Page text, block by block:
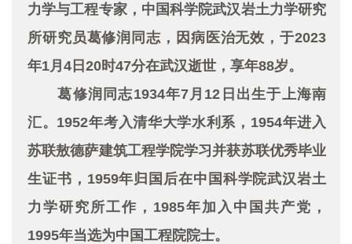
力学与工程专家，中国科学院武汉岩土力学研究
所研究员葛修润同志，因病医治无效，于2023
年1月4日20时47分在武汉逝世，享年88岁。
葛修润同志1934年7月12日出生于上海南
汇。1952年考入清华大学水利系，1954年进入
苏联敖德萨建筑工程学院学习并获苏联优秀毕业
生证书，1959年归国后在中国科学院武汉岩土
力学研究所工作，1985年加入中国共产党，
1995年当选为中国工程院院士。